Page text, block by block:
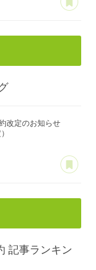
改定のお知らせ
記事ランキン